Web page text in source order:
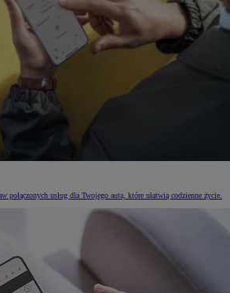
połączonych usług dla Twojego auta, które ułatwią codzienne życie.